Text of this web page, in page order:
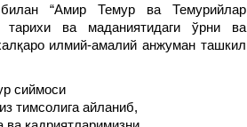
билан “Амир Темур ва Темурийлар
тарихи ва маданиятидаги ўрни ва
илмий-амалий анжуман ташкил
сиймоси
тимсолига айланиб,